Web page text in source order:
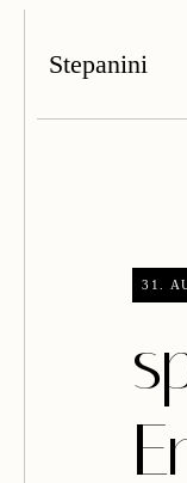
Stepanini
31.